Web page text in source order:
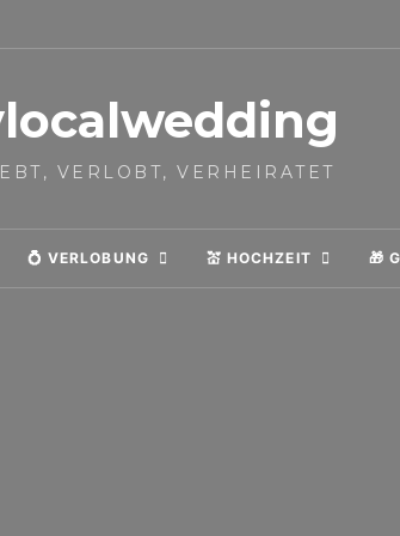
VERLOBT, VERHEIRATET
💍 VERLOBUNG 💒 HOCHZEIT 🎁